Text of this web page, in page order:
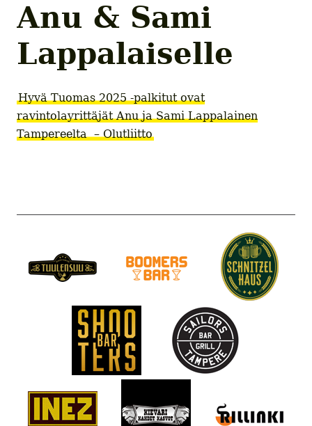
Anu & Sami
Lappalaiselle
Hyvä Tuomas 2025 -palkitut ovat
ravintolayrittäjät Anu ja Sami Lappalainen
Tampereelta – Olutliitto